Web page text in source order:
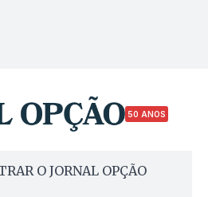
50 ANOS
O JORNAL OPÇÃO